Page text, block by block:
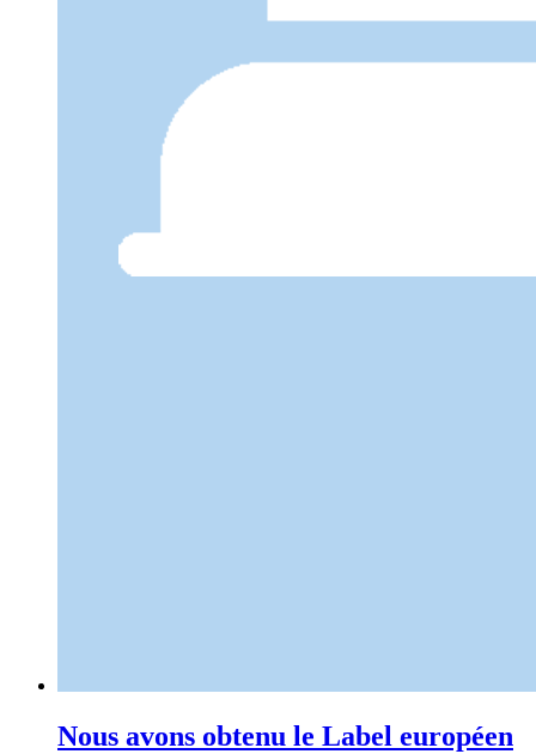
Nous avons obtenu le Label européen